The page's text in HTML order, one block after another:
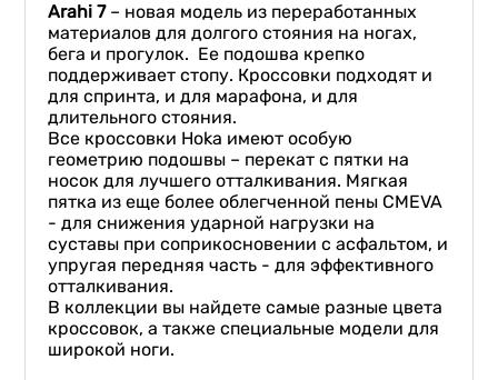
Arahi 7– новая модель из переработанных
материалов для долгого стояния на ногах,
бега и прогулок. Ее подошва крепко
поддерживает стопу. Кроссовки подходят и
для спринта, и для марафона, и для
длительного стояния.
Все кроссовки Hoka имеют особую
геометрию подошвы – перекат с пятки на
носок для лучшего отталкивания. Мягкая
пятка из еще более облегченной пены CMEVA
- для снижения ударной нагрузки на
суставы при соприкосновении с асфальтом, и
упругая передняя часть - для эффективного
отталкивания.
В коллекции вы найдете самые разные цвета
кроссовок, а также специальные модели для
широкой ноги.